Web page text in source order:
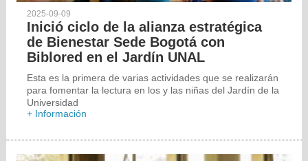
2025-09-09
Inició ciclo de la alianza estratégica
de Bienestar Sede Bogotá con
Biblored en el Jardín UNAL
Esta es la primera de varias actividades que se realizarán
para fomentar la lectura en los y las niñas del Jardín de la
Universidad
+ Información